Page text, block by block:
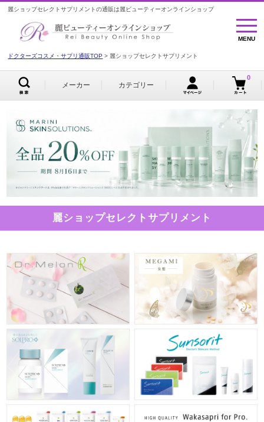
麗ショップセレクトサプリメントの通販は麗ビューティーオンラインショップ
MENU
MENU
ドクターズコスメ・サプリ通販TOP 麗ショップセレクトサプリメント
メーカー カテゴリー
0
麗ショップセレクトサプリメント